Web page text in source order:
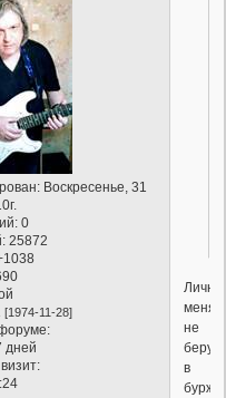
: Воскресенье, 31
0
25872
[1974-11-28]
дней
Лично
меня
не
берут
в